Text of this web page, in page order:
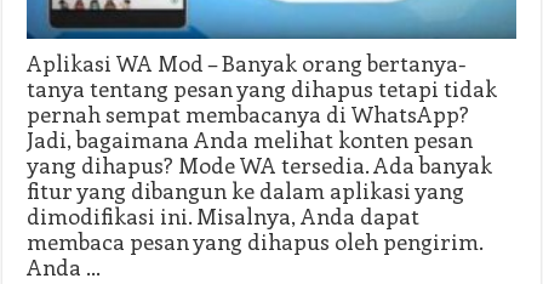
Aplikasi WA Mod – Banyak orang bertanya-
tanya tentang pesan yang dihapus tetapi tidak
pernah sempat membacanya di WhatsApp?
Jadi, bagaimana Anda melihat konten pesan
yang dihapus? Mode WA tersedia. Ada banyak
fitur yang dibangun ke dalam aplikasi yang
dimodifikasi ini. Misalnya, Anda dapat
membaca pesan yang dihapus oleh pengirim.
Anda …